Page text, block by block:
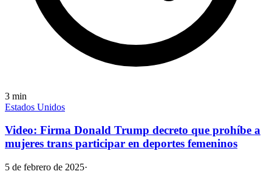
3 min
Estados Unidos
Video: Firma Donald Trump decreto que prohíbe a
mujeres trans participar en deportes femeninos
5 de febrero de 2025·